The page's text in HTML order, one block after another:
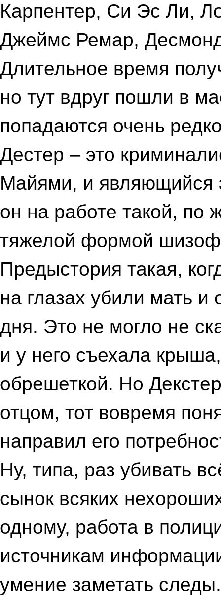
Карпентер, Си Эс Ли,
Джеймс Ремар,
Длительное время
но тут вдруг пошли в
попадаются очень
Дестер – это
Майями, и являющийся
он на работе такой, по
тяжелой формой
Предыстория такая,
на глазах убили мать и
дня. Это не могло не
и у него съехала
обрешеткой. Но
отцом, тот вовремя
направил его
Ну, типа, раз убивать
сынок всяких
одному, работа в
источникам
умение заметать следы.